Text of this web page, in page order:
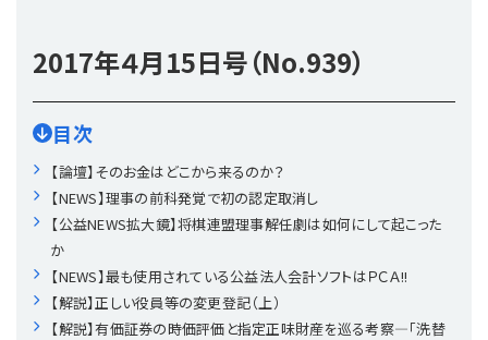
理事会
評議員会・社員総会
理事・監事
評議員
会計・税務
定期提出書類
会計処理
寄附
労務
労務
労務管理
給与計算
法務
法務
利益相反取引
経営
経営
連載
2017年４月15日号（No.939）
目次
【論壇】そのお金はどこから来るのか？
【NEWS】理事の前科発覚で初の認定取消し
【公益NEWS拡大鏡】将棋連盟理事解任劇は如何にして起こった
か
【NEWS】最も使用されている公益法人会計ソフトはＰＣＡ!!
【解説】正しい役員等の変更登記（上）
【解説】有価証券の時価評価と指定正味財産を巡る考察―「洗替